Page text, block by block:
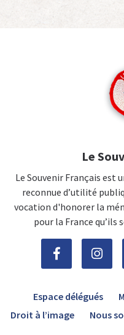
Le
Le Souvenir Français est
reconnue d’utilité
vocation d'honorer la
pour la France qu’ils
Espace délégués
Droit à l’image
Nous